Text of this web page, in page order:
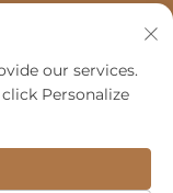
за приватност
our services.
Personalize